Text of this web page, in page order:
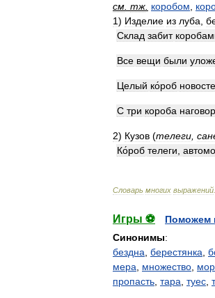
см тж коробом
1) Изделие из луба
Склад забит
Все вещи были
Целый ко́роб
С три короба
2) Кузов (телеги
Ко́роб телеги
Словарь многих выражений
Игры ⚽
Поможем
Синонимы:
бездна берестянка
мера
множество
пропасть тара туес